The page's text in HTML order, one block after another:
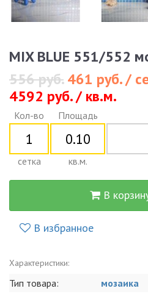
MIX BLUE 551/552
556 руб.461 руб. /
4592 руб. / кв.м.
Кол-во
сетка
Площадь
кв.м.
В
В избранное
Характеристики:
Тип товара:
мозаика